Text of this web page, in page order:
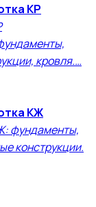
КР
кровля.…
КЖ
фундаменты,
конструкции.